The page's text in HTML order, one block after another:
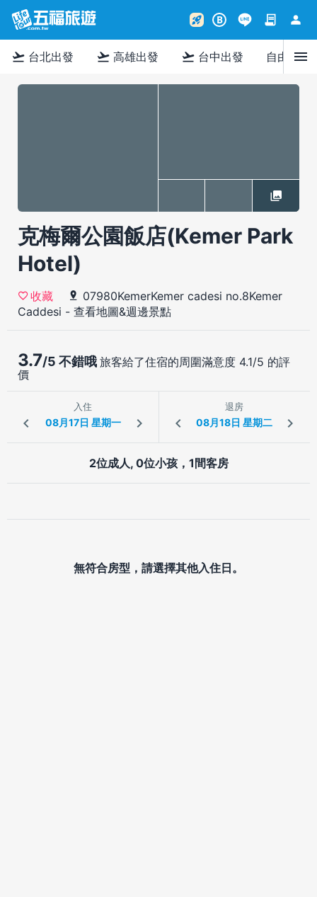
rocket_launch B contract person
flight_takeoff 台北出發 flight_takeoff 高雄出發 flight_takeoff 台中出發 自由行menu
克梅爾公園飯店(Kemer Park
Hotel)
收藏
07980KemerKemer cadesi no.8Kemer
Caddesi - 查看地圖&週邊景點
3.7/5 不錯哦 旅客給了住宿的周圍滿意度 4.1/5 的評
價
入住 退房
2位成人, 0位小孩，1間客房
無符合房型，請選擇其他入住日。